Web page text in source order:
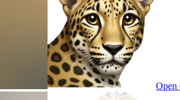
Open